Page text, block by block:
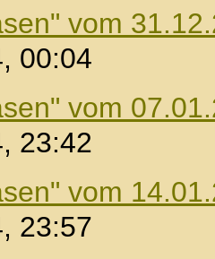
vom
00:04
vom
23:42
vom
23:57